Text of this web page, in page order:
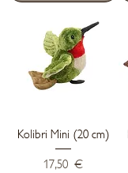
Kolibri Mini (20 cm)
Preis
17,50 €